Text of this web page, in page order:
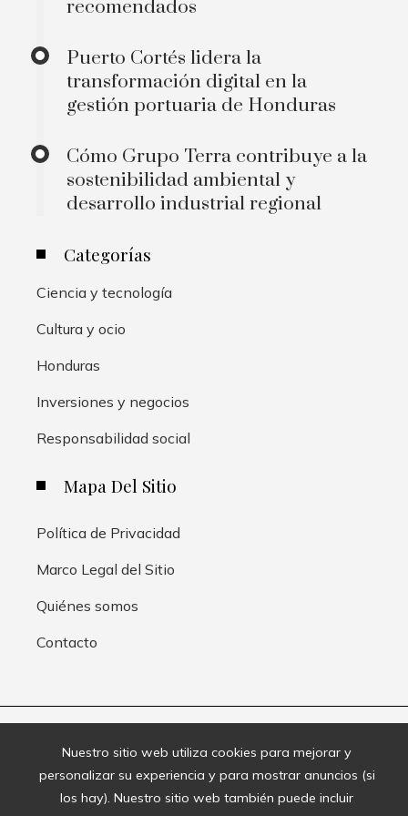
Nuestro sitio web utiliza cookies para mejorar y
personalizar su experiencia y para mostrar anuncios (si
los hay). Nuestro sitio web también puede incluir
recomendados
Puerto Cortés lidera la
transformación digital en la
gestión portuaria de Honduras
Cómo Grupo Terra contribuye a la
sostenibilidad ambiental y
desarrollo industrial regional
Categorías
Ciencia y tecnología
Cultura y ocio
Honduras
Inversiones y negocios
Responsabilidad social
Mapa Del Sitio
Política de Privacidad
Marco Legal del Sitio
Quiénes somos
Contacto